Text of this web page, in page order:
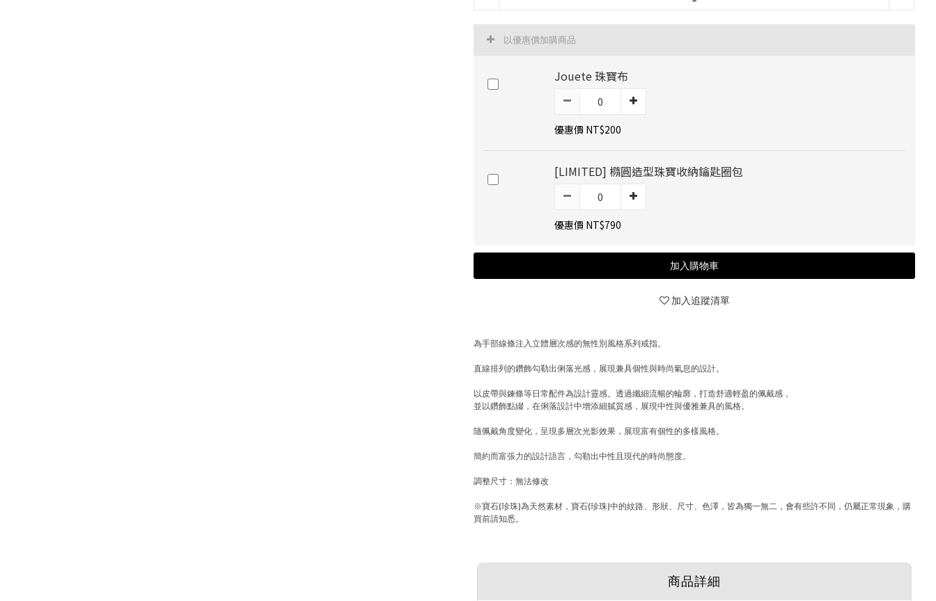
以優惠價加購商品
Jouete 珠寶布
優惠價 NT$200
[LIMITED] 橢圓造型珠寶收納鑰匙圈包
優惠價 NT$790
加入購物車
加入追蹤清單
為手部線條注入立體層次感的無性別風格系列戒指。
直線排列的鑽飾勾勒出俐落光感，展現兼具個性與時尚氣息的設計。
以皮帶與鍊條等日常配件為設計靈感。透過纖細流暢的輪廓，打造舒適輕盈的佩戴感，
並以鑽飾點綴，在俐落設計中增添細膩質感，展現中性與優雅兼具的風格。
隨佩戴角度變化，呈現多層次光影效果，展現富有個性的多樣風格。
簡約而富張力的設計語言，勾勒出中性且現代的時尚態度。
調整尺寸：無法修改
※寶石(珍珠)為天然素材，寶石(珍珠)中的紋路、形狀、尺寸、色澤，皆為獨一無二，會有些許不同，仍屬正常現象，購
買前請知悉。
商品詳細